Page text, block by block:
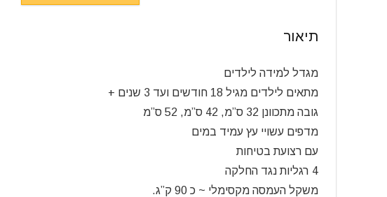
תיאור
מגדל למידה לילדים
מתאים לילדים מגיל 18 חודשים ועד 3 שנים +
גובה מתכוונן 32 ס”מ, 42 ס”מ, 52 ס”מ
מדפים עשויי עץ עמיד במים
עם רצועת בטיחות
4 רגליות נגד החלקה
משקל העמסה מקסימלי ~ כ 90 ק”ג.